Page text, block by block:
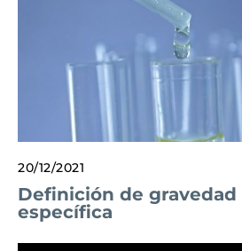
20/12/2021
Definición de gravedad
específica